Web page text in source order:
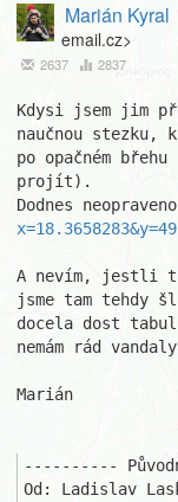
Marián Kyral
email.cz>
2637 2837
Kdysi jsem jim
naučnou stezku,
po opačném
projít).
Dodnes
A nevím, jestli
jsme tam tehdy
docela dost
nemám rád
Marián
----------
Od: Ladislav